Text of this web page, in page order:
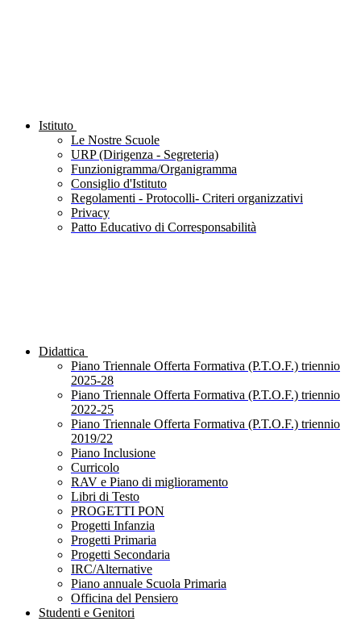
Istituto
Le Nostre Scuole
URP (Dirigenza - Segreteria)
Funzionigramma/Organigramma
Consiglio d'Istituto
Regolamenti - Protocolli- Criteri organizzativi
Privacy
Patto Educativo di Corresponsabilità
Didattica
Piano Triennale Offerta Formativa (P.T.O.F.) triennio
2025-28
Piano Triennale Offerta Formativa (P.T.O.F.) triennio
2022-25
Piano Triennale Offerta Formativa (P.T.O.F.) triennio
2019/22
Piano Inclusione
Curricolo
RAV e Piano di miglioramento
Libri di Testo
PROGETTI PON
Progetti Infanzia
Progetti Primaria
Progetti Secondaria
IRC/Alternative
Piano annuale Scuola Primaria
Officina del Pensiero
Studenti e Genitori